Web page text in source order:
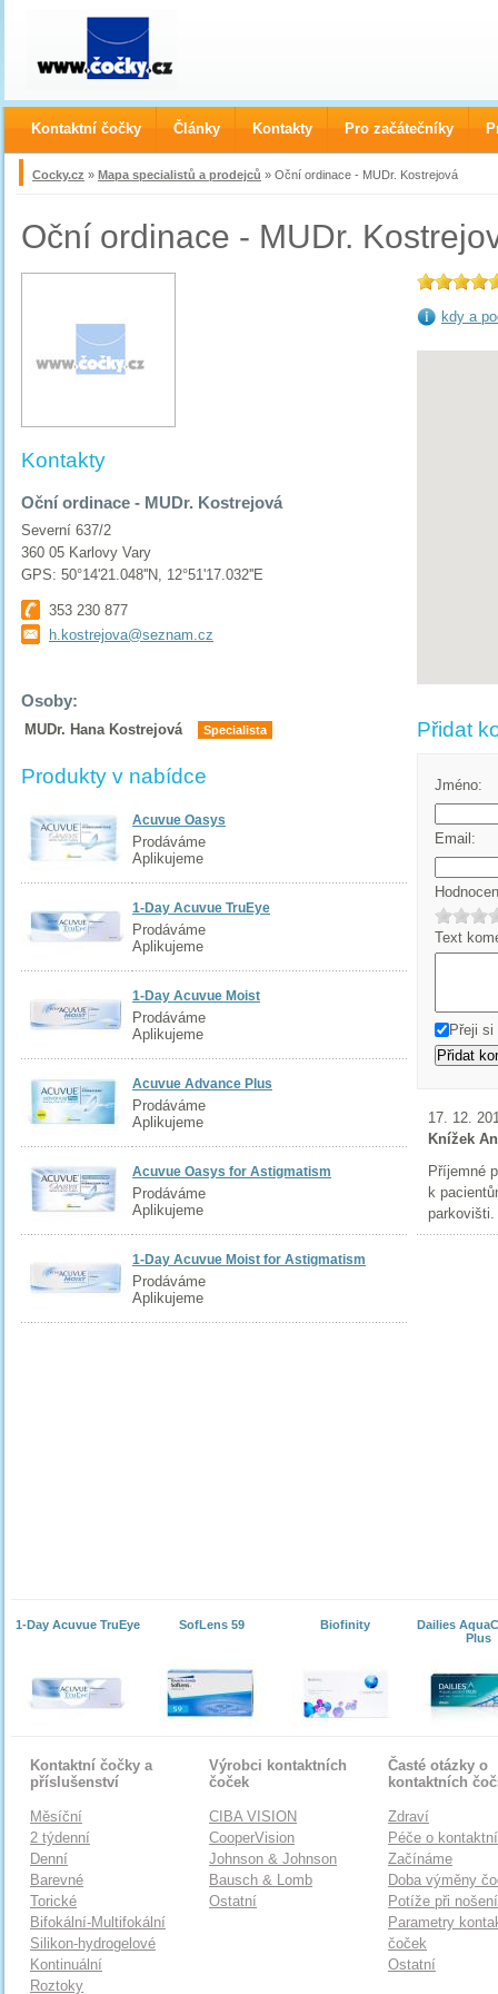
Cocky.cz » Mapa specialistů a prodejců » Oční ordinace - MUDr. Kostrejová
Oční ordinace - MUDr.
Kontakty
Oční ordinace - MUDr. Kostrejová
Severní 637/2
360 05 Karlovy Vary
GPS: 50°14'21.048''N, 12°51'17.032''E
353 230 877
h.kostrejova@seznam.cz
Osoby:
MUDr. Hana Kostrejová Specialista
Produkty v nabídce
Acuvue Oasys
Prodáváme
Aplikujeme
1-Day Acuvue TruEye
Prodáváme
Aplikujeme
1-Day Acuvue Moist
Prodáváme
Aplikujeme
Acuvue Advance Plus
Prodáváme
Aplikujeme
Acuvue Oasys for Astigmatism
Prodáváme
Aplikujeme
1-Day Acuvue Moist for Astigmatism
Prodáváme
Aplikujeme
kdy a
Přidat
Jméno:
Email:
Text
Přeji
17. 12.
Knížek
Příjemné
k
parkovišti.
1-Day Acuvue TruEye SofLens 59 Biofinity
Dailies
Plus
Kontaktní čočky a
příslušenství
Měsíční
2 týdenní
Denní
Barevné
Torické
Bifokální-Multifokální
Silikon-hydrogelové
Kontinuální
Roztoky
Výrobci kontaktních
čoček
CIBA VISION
CooperVision
Johnson & Johnson
Bausch & Lomb
Ostatní
Časté otázky o
kontaktních
Zdraví
Péče o
Začínáme
Doba výměny
Potíže při
Parametry
čoček
Ostatní
Kontaktní čočky Články Kontakty Pro začátečníky